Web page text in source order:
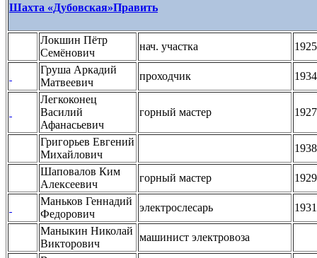
Шахта «Дубовская»Править
Локшин Пётр
Семёнович
нач. участка
1925
Груша Аркадий
Матвеевич
проходчик
1934
Легкоконец
Василий
Афанасьевич
горный мастер 1927
Григорьев Евгений
Михайлович
1938
Шаповалов Ким
Алексеевич
горный мастер
1929
Маньков Геннадий
Федорович
электрослесарь
1931
Маныкин Николай
Викторович
машинист электровоза